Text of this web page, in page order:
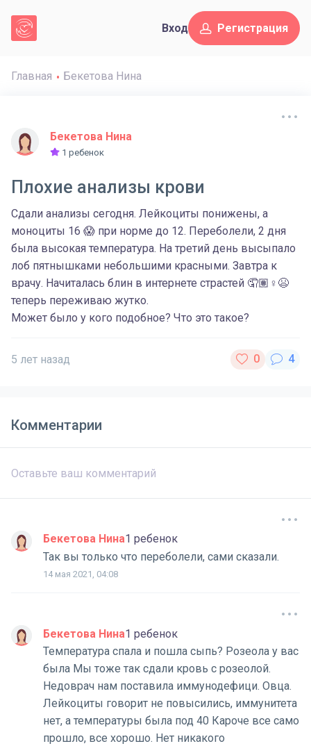
Вход Регистрация
Главная Бекетова Нина
Бекетова Нина
1 ребенок
Плохие анализы крови
Сдали анализы сегодня. Лейкоциты понижены, а
моноциты 16 😱 при норме до 12. Переболели, 2 дня
была высокая температура. На третий день высыпало
лоб пятнышками небольшими красными. Завтра к
врачу. Начиталась блин в интернете страстей 🤦🏽♀️😫
теперь переживаю жутко.
Может было у кого подобное? Что это такое?
5 лет назад
Комментарии
Бекетова Нина1 ребенок
Так вы только что переболели, сами сказали.
14 мая 2021, 04:08
Бекетова Нина1 ребенок
Температура спала и пошла сыпь? Розеола у вас
была Мы тоже так сдали кровь с розеолой.
Недоврач нам поставила иммунодефици. Овца.
Лейкоциты говорит не повысились, иммунитета
нет, а температуры была под 40 Кароче все само
прошло, все хорошо. Нет никакого